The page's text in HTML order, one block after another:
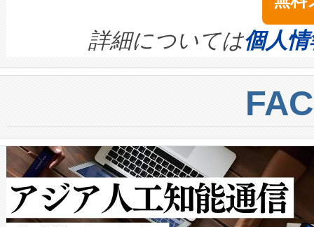
きます。この効率性は、フェ
ます。 Voltaiq provides a
quality and reliability for AI
BESS stack to ensure battery
centers. Voltaiqは、ai&のAI
からシステム統合、試運転、
クルの各段階のデータを監視
[…]
イズの小径化を実現すること
す。ノーマルモードでは、
ートル先まで検出でき、これ
トに対して約600メートルに
では、反射率10％のターゲッ
で向上し、最大検知距離は
ットだけで最大1キロメート
ルの変電所周囲を監視でき、
詳細については個人